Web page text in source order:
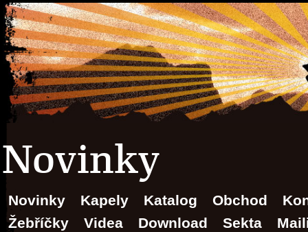
Novinky
Novinky Kapely Katalog Obchod
Žebříčky
Videa Download Sekta